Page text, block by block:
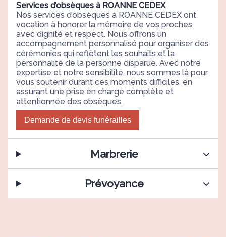
Services d’obsèques à ROANNE CEDEX
Nos services d’obsèques à ROANNE CEDEX ont
vocation à honorer la mémoire de vos proches
avec dignité et respect. Nous offrons un
accompagnement personnalisé pour organiser des
cérémonies qui reflètent les souhaits et la
personnalité de la personne disparue. Avec notre
expertise et notre sensibilité, nous sommes là pour
vous soutenir durant ces moments difficiles, en
assurant une prise en charge complète et
attentionnée des obsèques.
Demande de devis funérailles
Marbrerie
Prévoyance